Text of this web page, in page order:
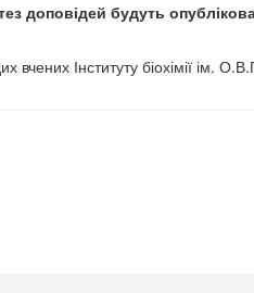
доповідей будуть
Інституту біохімії ім.